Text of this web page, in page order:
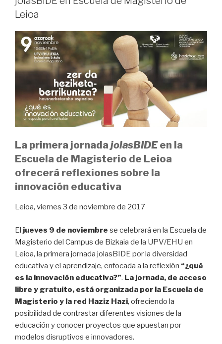
Leioa
La primera jornada jolasBIDEen la
Escuela de Magisterio de Leioa
ofrecerá reflexiones sobre la
innovación educativa
Leioa, viernes 3 de noviembre de 2017
El jueves 9 de noviembre se celebrará en la Escuela de
Magisterio del Campus de Bizkaia de la UPV/EHU en
Leioa, la primera jornada jolasBIDE por la diversidad
educativa y el aprendizaje, enfocada a la reflexión “¿qué
es la innovación educativa?”. La jornada, de acceso
libre y gratuito, está organizada por la Escuela de
Magisterio y la red Haziz Hazi, ofreciendo la
posibilidad de contrastar diferentes visiones de la
educación y conocer proyectos que apuestan por
modelos disruptivos e innovadores.